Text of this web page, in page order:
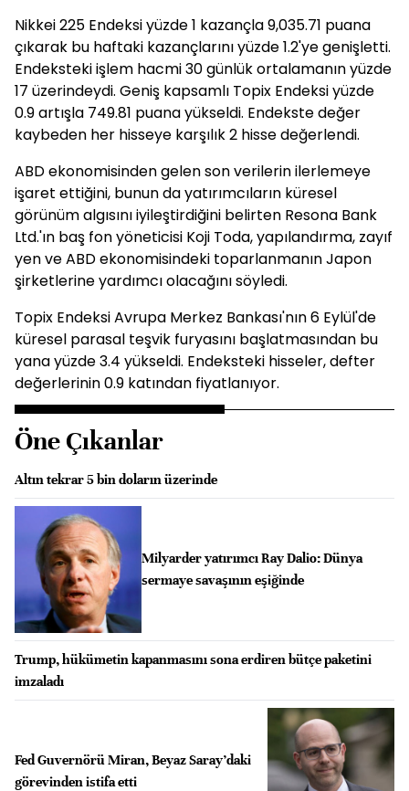
Nikkei 225 Endeksi yüzde 1 kazançla 9,035.71 puana
çıkarak bu haftaki kazançlarını yüzde 1.2'ye genişletti.
Endeksteki işlem hacmi 30 günlük ortalamanın yüzde
17 üzerindeydi. Geniş kapsamlı Topix Endeksi yüzde
0.9 artışla 749.81 puana yükseldi. Endekste değer
kaybeden her hisseye karşılık 2 hisse değerlendi.
ABD ekonomisinden gelen son verilerin ilerlemeye
işaret ettiğini, bunun da yatırımcıların küresel
görünüm algısını iyileştirdiğini belirten Resona Bank
Ltd.'ın baş fon yöneticisi Koji Toda, yapılandırma, zayıf
yen ve ABD ekonomisindeki toparlanmanın Japon
şirketlerine yardımcı olacağını söyledi.
Topix Endeksi Avrupa Merkez Bankası'nın 6 Eylül'de
küresel parasal teşvik furyasını başlatmasından bu
yana yüzde 3.4 yükseldi. Endeksteki hisseler, defter
değerlerinin 0.9 katından fiyatlanıyor.
Öne Çıkanlar
Altın tekrar 5 bin doların üzerinde
Milyarder yatırımcı Ray Dalio: Dünya
sermaye savaşının eşiğinde
Trump, hükümetin kapanmasını sona erdiren bütçe paketini
imzaladı
Fed Guvernörü Miran, Beyaz Saray’daki
görevinden istifa etti